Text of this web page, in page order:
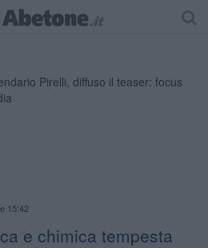
15:42
e chimica tempesta